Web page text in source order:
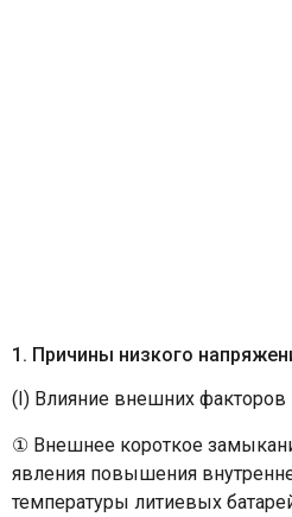
1. Причины низкого
(I) Влияние внешних факторов
① Внешнее короткое
явления повышения
температуры литиевых